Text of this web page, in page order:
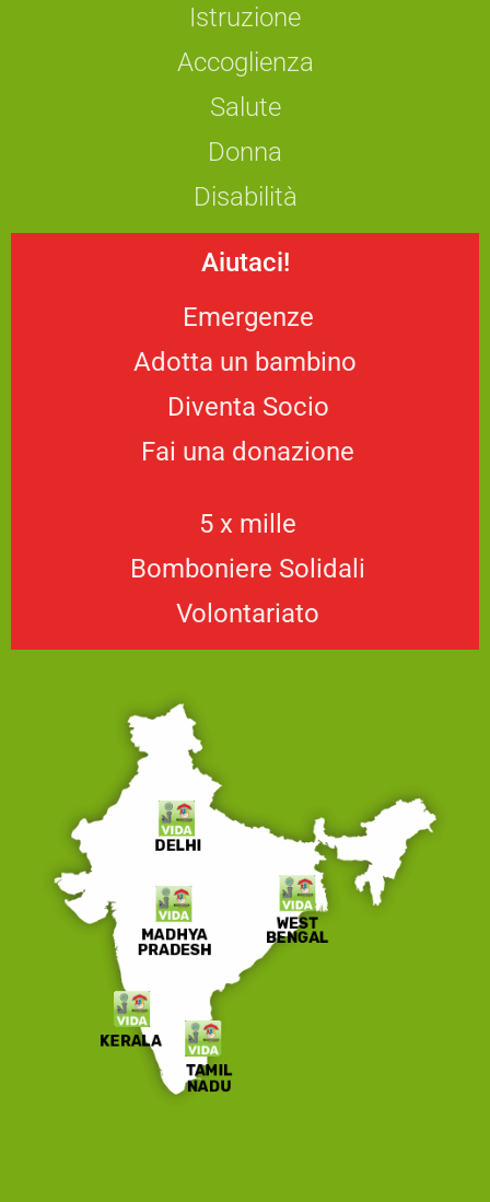
Istruzione
Accoglienza
Salute
Donna
Disabilità
Aiutaci!
Emergenze
Adotta un bambino
Diventa Socio
Fai una donazione
5 x mille
Bomboniere Solidali
Volontariato